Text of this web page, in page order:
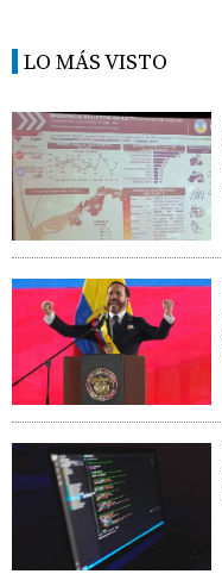
LO MÁS VISTO